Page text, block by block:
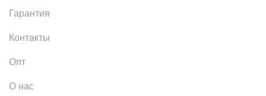
Гарантия
Контакты
Опт
О нас